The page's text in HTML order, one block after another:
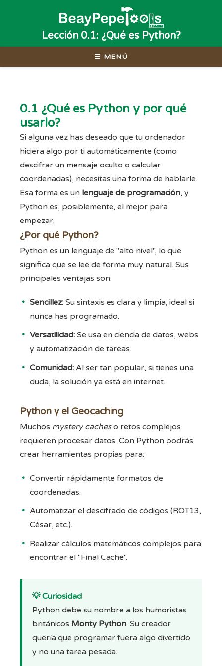
Lección 0.1: ¿Qué es Python?
☰ MENÚ
0.1 ¿Qué es Python y por qué
usarlo?
Si alguna vez has deseado que tu ordenador
hiciera algo por ti automáticamente (como
descifrar un mensaje oculto o calcular
coordenadas), necesitas una forma de hablarle.
Esa forma es un lenguaje de programación, y
Python es, posiblemente, el mejor para
empezar.
¿Por qué Python?
Python es un lenguaje de "alto nivel", lo que
significa que se lee de forma muy natural. Sus
principales ventajas son:
Sencillez: Su sintaxis es clara y limpia, ideal si
nunca has programado.
Versatilidad: Se usa en ciencia de datos, webs
y automatización de tareas.
Comunidad: Al ser tan popular, si tienes una
duda, la solución ya está en internet.
Python y el Geocaching
Muchos mystery cacheso retos complejos
requieren procesar datos. Con Python podrás
crear herramientas propias para:
Convertir rápidamente formatos de
coordenadas.
Automatizar el descifrado de códigos (ROT13,
César, etc.).
Realizar cálculos matemáticos complejos para
encontrar el "Final Cache".
💡 Curiosidad
Python debe su nombre a los humoristas
británicos Monty Python. Su creador
quería que programar fuera algo divertido
y no una tarea pesada.